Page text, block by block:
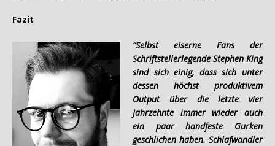
Fazit
“Selbst eiserne Fans der
Schriftstellerlegende Stephen King
sind sich einig, dass sich unter
dessen höchst produktivem
Output über die letzte vier
Jahrzehnte immer wieder auch
ein paar handfeste Gurken
geschlichen haben. Schlafwandler